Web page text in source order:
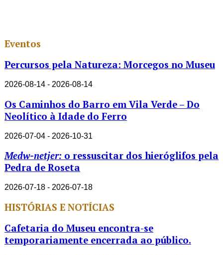
Eventos
Percursos pela Natureza: Morcegos no Museu
2026-08-14 - 2026-08-14
Os Caminhos do Barro em Vila Verde – Do
Neolítico à Idade do Ferro
2026-07-04 - 2026-10-31
Medw-netjer: o ressuscitar dos hieróglifos pela
Pedra de Roseta
2026-07-18 - 2026-07-18
HISTÓRIAS E NOTÍCIAS
Cafetaria do Museu encontra-se
temporariamente encerrada ao público.